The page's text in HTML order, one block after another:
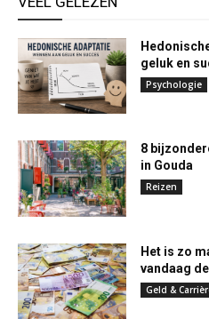
geluk en
Psychologie
8
in Gouda
Reizen
Het is zo
vandaag
Geld &